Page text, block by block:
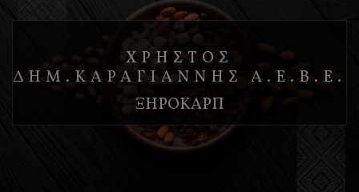
ΧΡΗΣΤΟΣ
ΔΗΜ.ΚΑΡΑΓΙΑΝΝΗΣ Α.Ε.Β.Ε.
ΞΗΡΟΚΑΡΠ